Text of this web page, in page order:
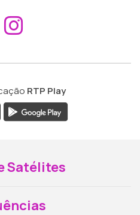
Aceder ao
RTP Play
Satélites